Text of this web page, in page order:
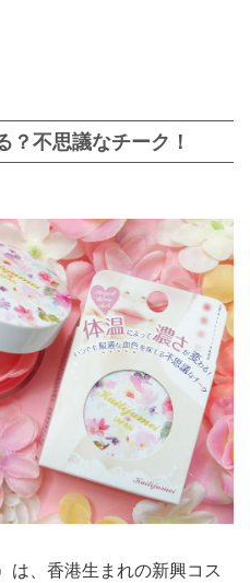
？不思議なチーク！
は、香港生まれの新興コス